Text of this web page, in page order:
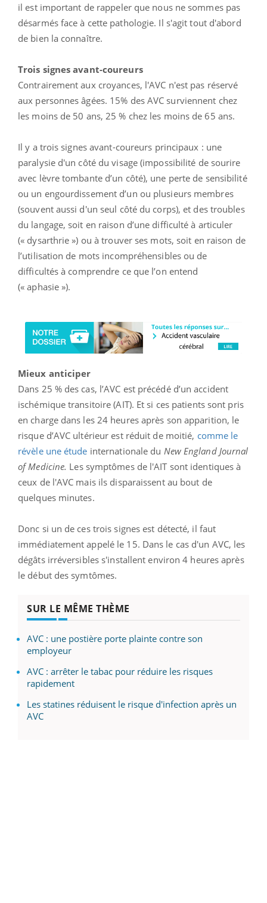
il est important de rappeler que nous ne sommes pas
désarmés face à cette pathologie. Il s'agit tout d'abord
de bien la connaître.
Trois signes avant-coureurs
Contrairement aux croyances, l'AVC n'est pas réservé
aux personnes âgées. 15% des AVC surviennent chez
les moins de 50 ans, 25 % chez les moins de 65 ans.
Il y a trois signes avant-coureurs principaux : une
paralysie d'un côté du visage (impossibilité de sourire
avec lèvre tombante d’un côté), une perte de sensibilité
ou un engourdissement d’un ou plusieurs membres
(souvent aussi d'un seul côté du corps), et des troubles
du langage, soit en raison d’une difficulté à articuler
(« dysarthrie ») ou à trouver ses mots, soit en raison de
l’utilisation de mots incompréhensibles ou de
difficultés à comprendre ce que l’on entend
(« aphasie »).
Mieux anticiper
Dans 25 % des cas, l’AVC est précédé d’un accident
ischémique transitoire (AIT). Et si ces patients sont pris
en charge dans les 24 heures après son apparition, le
risque d’AVC ultérieur est réduit de moitié, comme le
révèle une étude internationale du New England Journal
of Medicine. Les symptômes de l'AIT sont identiques à
ceux de l'AVC mais ils disparaissent au bout de
quelques minutes.
Donc si un de ces trois signes est détecté, il faut
immédiatement appelé le 15. Dans le cas d'un AVC, les
dégâts irréversibles s'installent environ 4 heures après
le début des symtômes.
SUR LE MÊME THÈME
AVC : une postière porte plainte contre son
employeur
AVC : arrêter le tabac pour réduire les risques
rapidement
Les statines réduisent le risque d'infection après un
AVC